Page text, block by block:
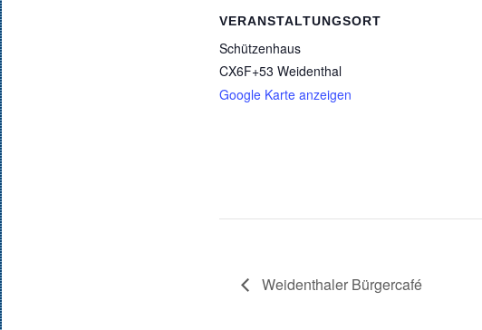
VERANSTALTUNGSORT
Schützenhaus
CX6F+53 Weidenthal
Google Karte anzeigen
Weidenthaler Bürgercafé